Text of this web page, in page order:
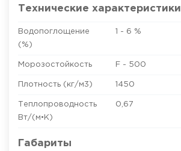
Технические характеристики
Водопоглощение
(%)
1 - 6 %
Морозостойкость F - 500
Плотность (кг/м3) 1450
Теплопроводность
Вт/(м•К)
0,67
Габариты